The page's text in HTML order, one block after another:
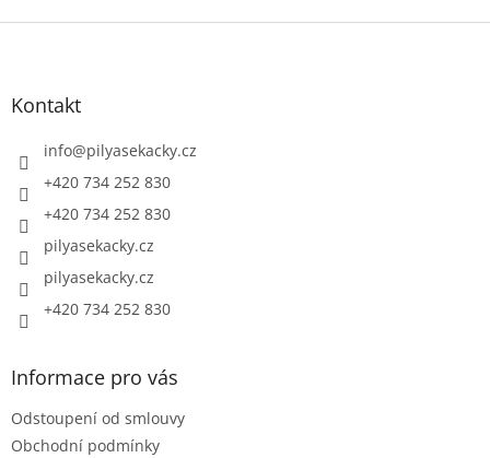
Z
Kontakt
info@pilyasekacky.cz
+420 734 252 830
+420 734 252 830
pilyasekacky.cz
pilyasekacky.cz
+420 734 252 830
Informace pro vás
Odstoupení od smlouvy
Obchodní podmínky